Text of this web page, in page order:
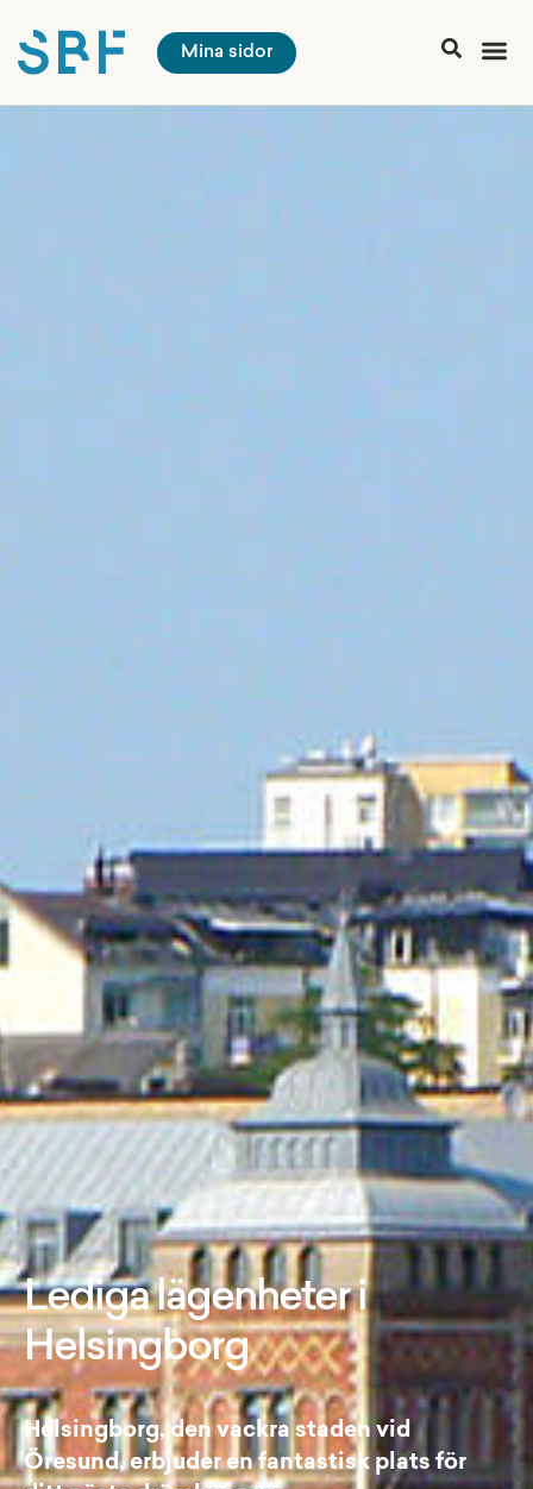
Mina sidor
Lediga lägenheter i
Helsingborg
Helsingborg, den vackra staden vid
Öresund, erbjuder en fantastisk plats för